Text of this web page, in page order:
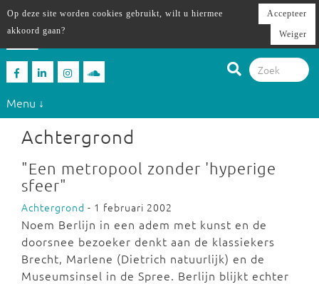
Menu ↓
Achtergrond
"Een metropool zonder 'hyperige
sfeer"
Achtergrond - 1 februari 2002
Noem Berlijn in een adem met kunst en de
doorsnee bezoeker denkt aan de klassiekers
Brecht, Marlene (Dietrich natuurlijk) en de
Museumsinsel in de Spree. Berlijn blijkt echter
Op deze site worden cookies gebruikt, wilt u hiermee
akkoord gaan?
Accepteer
Weiger